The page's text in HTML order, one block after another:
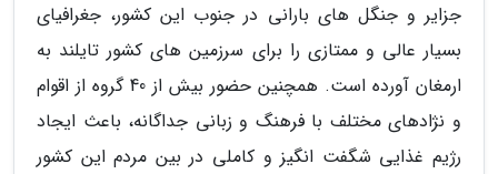
جزایر و جنگل های بارانی در جنوب این کشور، جغرافیای
بسیار عالی و ممتازی را برای سرزمین های کشور تایلند به
ارمغان آورده است. همچنین حضور بیش از 40 گروه از اقوام
و نژادهای مختلف با فرهنگ و زبانی جداگانه، باعث ایجاد
رژیم غذایی شگفت انگیز و کاملی در بین مردم این کشور